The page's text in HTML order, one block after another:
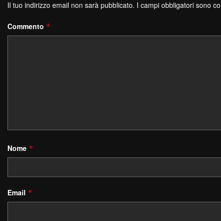
Il tuo indirizzo email non sarà pubblicato. I campi obbligatori sono
Commento *
Nome *
Email *